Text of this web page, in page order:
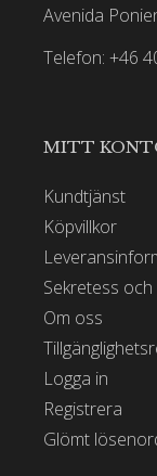
Avenida
Telefon: +46
MITT
Kundtjänst
Köpvillkor
Sekretess
Om oss
Logga in
Registrera
Glömt